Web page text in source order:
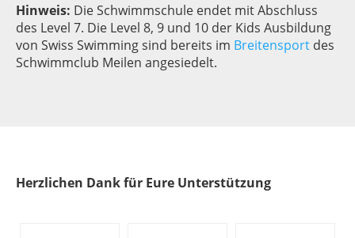
Hinweis: Die Schwimmschule endet mit Abschluss
des Level 7. Die Level 8, 9 und 10 der Kids Ausbildung
von Swiss Swimming sind bereits im Breitensport des
Schwimmclub Meilen angesiedelt.
Herzlichen Dank für Eure Unterstützung